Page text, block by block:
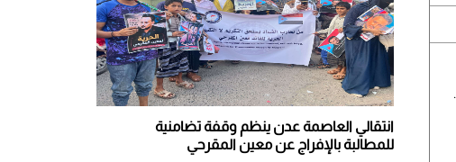
انتقالي العاصمة عدن ينظم وقفة تضامنية
للمطالبة بالإفراج عن معين المقرحي